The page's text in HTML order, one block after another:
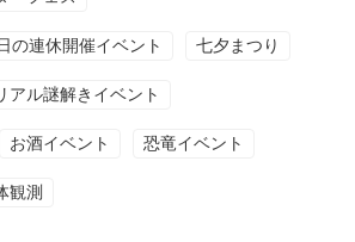
の連休開催イベント 七夕まつり
アル謎解きイベント
お酒イベント 恐竜イベント
観測